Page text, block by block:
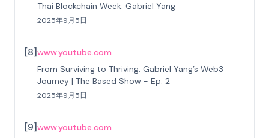
Thai Blockchain Week: Gabriel Yang
2025年9月5日
[8]www.youtube.com
From Surviving to Thriving: Gabriel Yang’s Web3
Journey | The Based Show - Ep. 2
2025年9月5日
[9]www.youtube.com